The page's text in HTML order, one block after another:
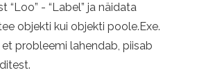
“Loo” - “Label” ja näidata
objekti kui objekti poole.Exe.
probleemi lahendab, piisab